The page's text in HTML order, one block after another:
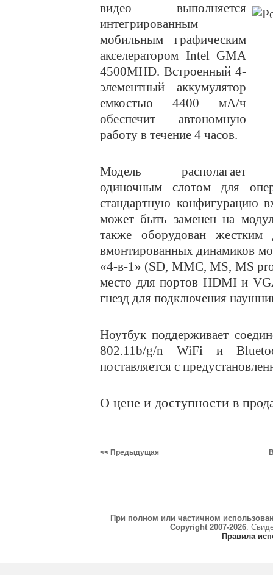
видео выполняется
интегрированным
мобильным графическим
акселератором Intel GMA
4500MHD. Встроенный 4-
элементный аккумулятор
емкостью 4400 мА/ч
обеспечит автономную
работу в течение 4 часов.
Модель располагает
одиночным слотом для
стандартную конфигурацию
может быть заменен на
также оборудован
вмонтированных динамиков
«4-в-1» (SD, MMC, MS, MS
место для портов HDMI и
гнезд для подключения
Ноутбук поддерживает
802.11b/g/n WiFi и
поставляется с
О цене и доступности в
<< Предыдущая
При полном или частичном
Copyright 2007-2026.
Правила